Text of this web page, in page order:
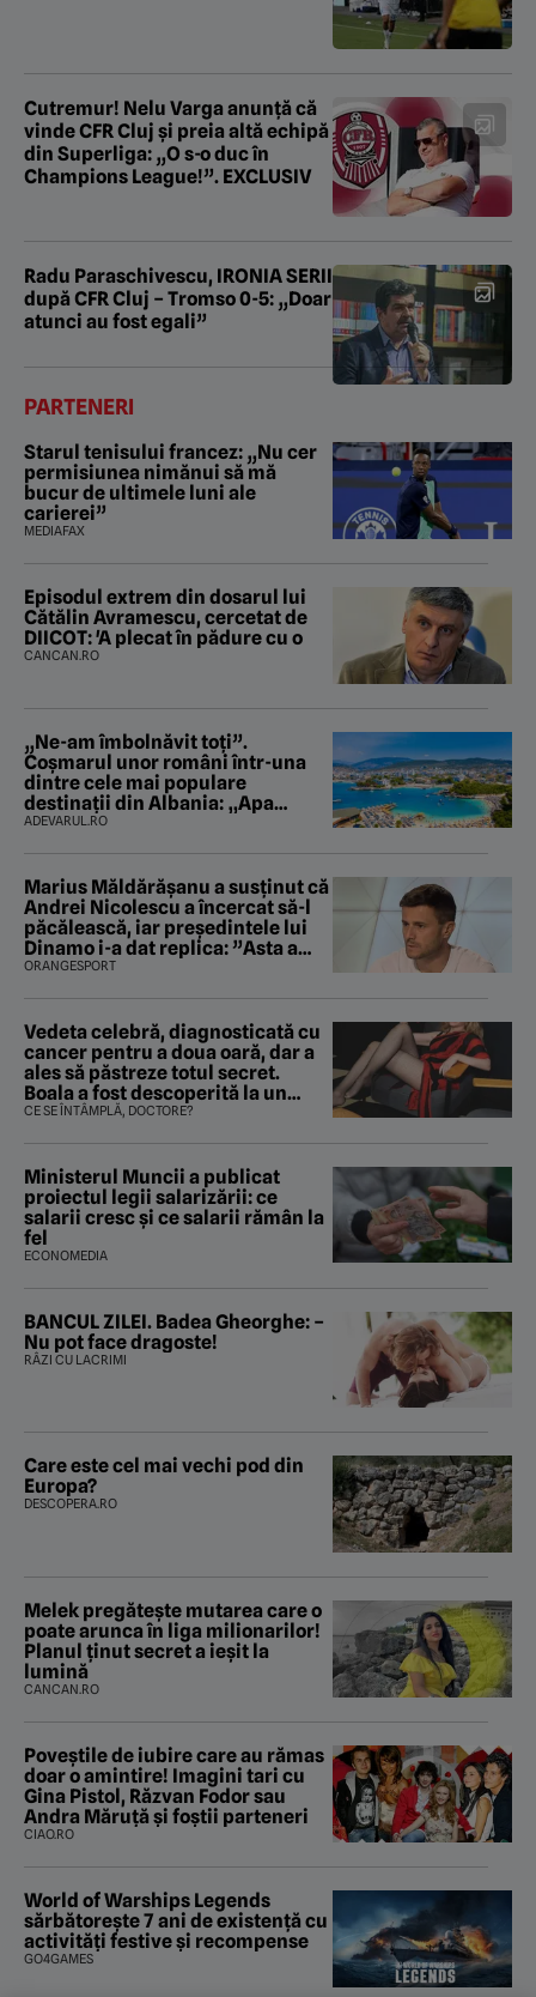
Cutremur! Nelu Varga anunță că
vinde CFR Cluj și preia altă echipă
din Superliga: „O s-o duc în
Champions League!”. EXCLUSIV
Radu Paraschivescu, IRONIA SERII
după CFR Cluj – Tromso 0-5: „Doar
atunci au fost egali”
PARTENERI
Starul tenisului francez: „Nu cer
permisiunea nimănui să mă
bucur de ultimele luni ale
carierei”
MEDIAFAX
Episodul extrem din dosarul lui
Cătălin Avramescu, cercetat de
DIICOT: 'A plecat în pădure cu o
CANCAN.RO
„Ne-am îmbolnăvit toți”.
Coșmarul unor români într-una
dintre cele mai populare
destinații din Albania: „Apa
mirosea a canalizare”
ADEVARUL.RO
Marius Măldărăşanu a susţinut că
Andrei Nicolescu a încercat să-l
păcălească, iar preşedintele lui
Dinamo i-a dat replica: ”Asta a
fost istoria”
ORANGESPORT
Vedeta celebră, diagnosticată cu
cancer pentru a doua oară, dar a
ales să păstreze totul secret.
Boala a fost descoperită la un
control de rutină
CE SE ÎNTÂMPLĂ, DOCTORE?
Ministerul Muncii a publicat
proiectul legii salarizării: ce
salarii cresc și ce salarii rămân la
fel
ECONOMEDIA
BANCUL ZILEI. Badea Gheorghe: –
Nu pot face dragoste!
RÂZI CU LACRIMI
Care este cel mai vechi pod din
Europa?
DESCOPERA.RO
Melek pregătește mutarea care o
poate arunca în liga milionarilor!
Planul ținut secret a ieșit la
lumină
CANCAN.RO
Poveştile de iubire care au rămas
doar o amintire! Imagini tari cu
Gina Pistol, Răzvan Fodor sau
Andra Măruţă şi foştii parteneri
CIAO.RO
World of Warships Legends
sărbătorește 7 ani de existență cu
activități festive și recompense
GO4GAMES